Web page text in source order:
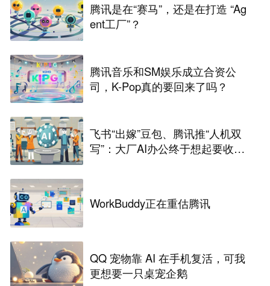
腾讯是在“赛马”，还是在打造 “Ag
ent工厂”？
腾讯音乐和SM娱乐成立合资公
司，K-Pop真的要回来了吗？
飞书“出嫁”豆包、腾讯推“人机双
写”：大厂AI办公终于想起要收费
WorkBuddy正在重估腾讯
QQ 宠物靠 AI 在手机复活，可我
更想要一只桌宠企鹅